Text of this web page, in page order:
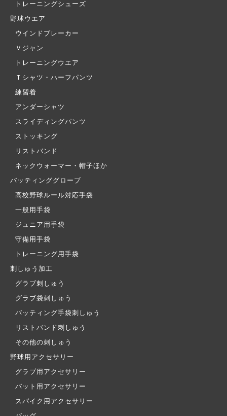
トレーニングシューズ
野球ウエア
ウインドブレーカー
Ｖジャン
トレーニングウエア
Ｔシャツ・ハーフパンツ
練習着
アンダーシャツ
スライディングパンツ
ストッキング
リストバンド
ネックウォーマー・帽子ほか
バッティンググローブ
高校野球ルール対応手袋
一般用手袋
ジュニア用手袋
守備用手袋
トレーニング用手袋
刺しゅう加工
グラブ刺しゅう
グラブ袋刺しゅう
バッティング手袋刺しゅう
リストバンド刺しゅう
その他の刺しゅう
野球用アクセサリー
グラブ用アクセサリー
バット用アクセサリー
スパイク用アクセサリー